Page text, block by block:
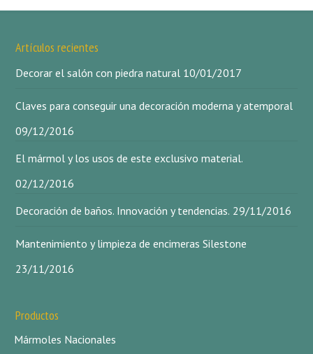
Artículos recientes
Decorar el salón con piedra natural 10/01/2017
Claves para conseguir una decoración moderna y atemporal
09/12/2016
El mármol y los usos de este exclusivo material.
02/12/2016
Decoración de baños. Innovación y tendencias. 29/11/2016
Mantenimiento y limpieza de encimeras Silestone
23/11/2016
Productos
Mármoles Nacionales